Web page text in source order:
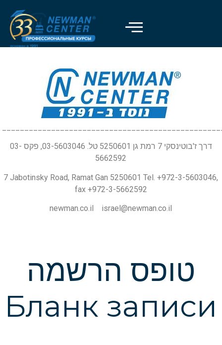
דרך ז'בוטינסקי 7 רמת גן 5250601 טל. 03-5603046, פקס 03-
5662592
7 Jabotinsky Road, Ramat Gan 5250601 Tel. +972-3-5603046,
fax +972-3-5662592
newman.co.il israel@newman.co.il
טופס הרשמה
Бланк записи